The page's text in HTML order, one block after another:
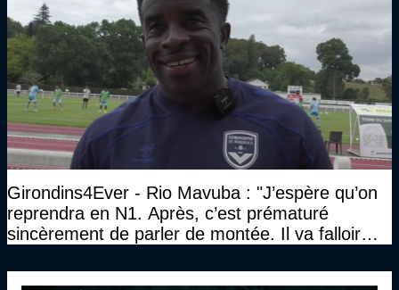
Girondins4Ever - Rio Mavuba : "J’espère qu’on
reprendra en N1. Après, c’est prématuré
sincèrement de parler de montée. Il va falloir